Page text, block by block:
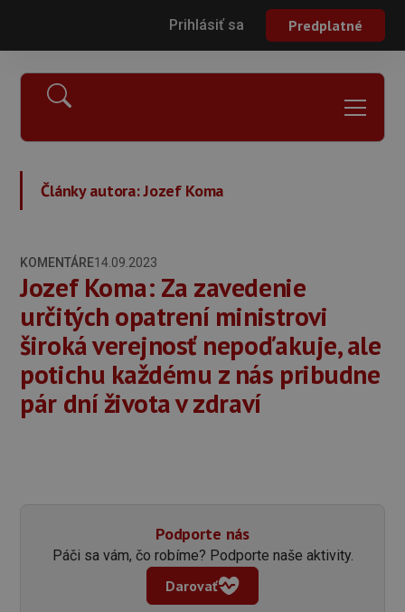
Prihlásiť sa Predplatné
Články autora:Jozef Koma
KOMENTÁRE14.09.2023
Jozef Koma: Za zavedenie
určitých opatrení ministrovi
široká verejnosť nepoďakuje, ale
potichu každému z nás pribudne
pár dní života v zdraví
Podporte nás
Páči sa vám, čo robíme? Podporte naše aktivity.
Darovať